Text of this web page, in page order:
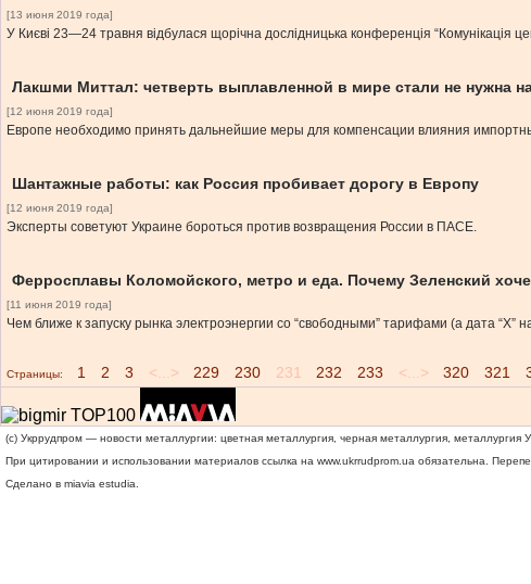
[13 июня 2019 года]
У Києві 23—24 травня відбулася щорічна дослідницька конференція “Комунікація
Лакшми Миттал: четверть выплавленной в мире стали не нужна
[12 июня 2019 года]
Европе необходимо принять дальнейшие меры для компенсации влияния
Шантажные работы: как Россия пробивает дорогу в Европу
[12 июня 2019 года]
Эксперты советуют Украине бороться против возвращения России в ПАСЕ.
Ферросплавы Коломойского, метро и еда. Почему Зеленский
[11 июня 2019 года]
Чем ближе к запуску рынка электроэнергии со “свободными” тарифами (а дата
Страницы: 1 2 3 <...> 229 230 231 232 233 <...> 320 321
(c) Укррудпром — новости металлургии: цветная металлургия, черная металлургия, металлургия
При цитировании и использовании материалов ссылка на www.ukrrudprom.ua обязательна.
Сделано в miavia estudia.